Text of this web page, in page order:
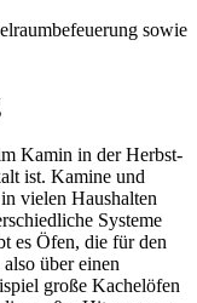
sowie
Kamin in der Herbst-
ist. Kamine und
vielen Haushalten
Systeme
es Öfen, die für den
über einen
große Kachelöfen